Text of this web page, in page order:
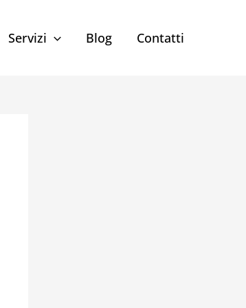
Servizi Blog Contatti